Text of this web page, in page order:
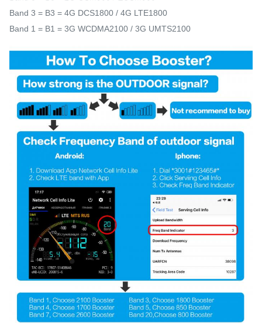
Band 3 = B3 = 4G DCS1800 / 4G LTE1800
Band 1 = B1 = 3G WCDMA2100 / 3G UMTS2100